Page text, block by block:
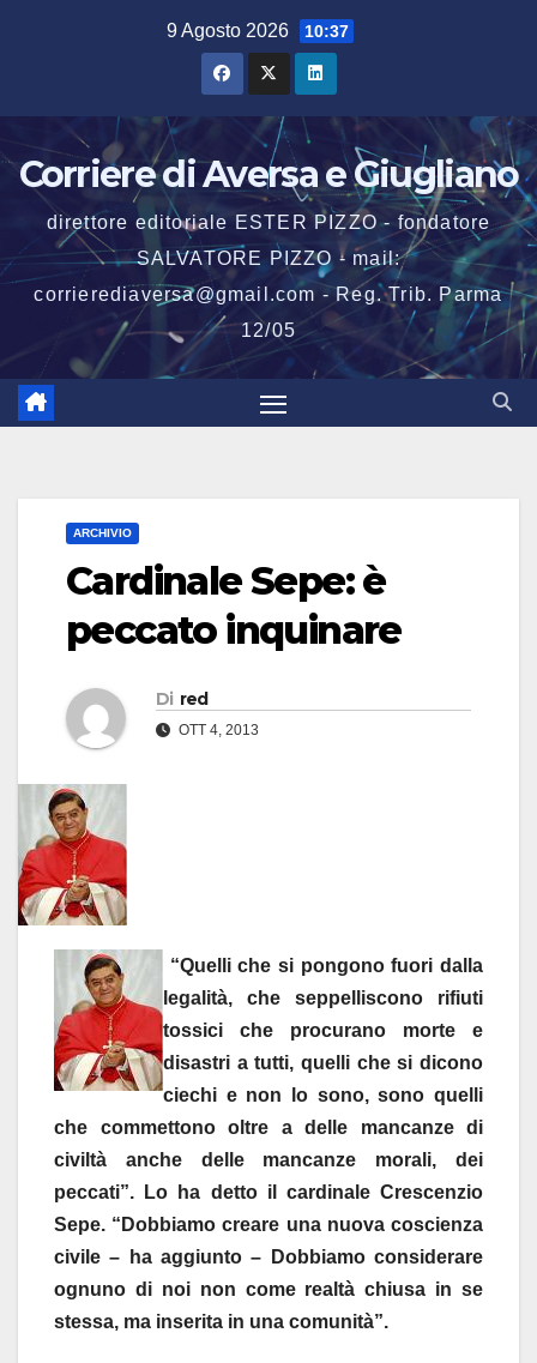
9 Agosto 2026 10:37
Corriere di Aversa e Giugliano
direttore editoriale ESTER PIZZO - fondatore
SALVATORE PIZZO - mail:
corrierediaversa@gmail.com - Reg. Trib. Parma
12/05
ARCHIVIO
Cardinale Sepe: è
peccato inquinare
Di red
OTT 4, 2013
“Quelli che si pongono fuori dalla
legalità, che seppelliscono rifiuti
tossici che procurano morte e
disastri a tutti, quelli che si dicono
ciechi e non lo sono, sono quelli
che commettono oltre a delle mancanze di
civiltà anche delle mancanze morali, dei
peccati”. Lo ha detto il cardinale Crescenzio
Sepe. “Dobbiamo creare una nuova coscienza
civile – ha aggiunto – Dobbiamo considerare
ognuno di noi non come realtà chiusa in se
stessa, ma inserita in una comunità”.